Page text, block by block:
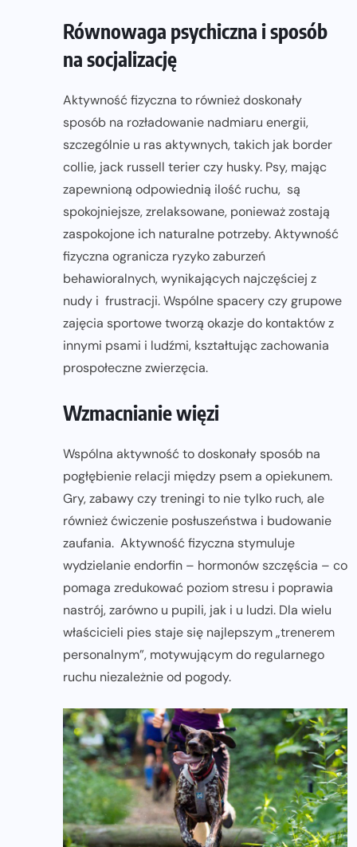
Równowaga psychiczna i sposób
na socjalizację
Aktywność fizyczna to również doskonały
sposób na rozładowanie nadmiaru energii,
szczególnie u ras aktywnych, takich jak border
collie, jack russell terier czy husky. Psy, mając
zapewnioną odpowiednią ilość ruchu, są
spokojniejsze, zrelaksowane, ponieważ zostają
zaspokojone ich naturalne potrzeby. Aktywność
fizyczna ogranicza ryzyko zaburzeń
behawioralnych, wynikających najczęściej z
nudy i frustracji. Wspólne spacery czy grupowe
zajęcia sportowe tworzą okazje do kontaktów z
innymi psami i ludźmi, kształtując zachowania
prospołeczne zwierzęcia.
Wzmacnianie więzi
Wspólna aktywność to doskonały sposób na
pogłębienie relacji między psem a opiekunem.
Gry, zabawy czy treningi to nie tylko ruch, ale
również ćwiczenie posłuszeństwa i budowanie
zaufania. Aktywność fizyczna stymuluje
wydzielanie endorfin – hormonów szczęścia – co
pomaga zredukować poziom stresu i poprawia
nastrój, zarówno u pupili, jak i u ludzi. Dla wielu
właścicieli pies staje się najlepszym „trenerem
personalnym”, motywującym do regularnego
ruchu niezależnie od pogody.